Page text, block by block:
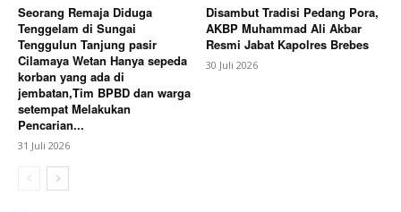
Seorang Remaja Diduga
Tenggelam di Sungai
Tenggulun Tanjung pasir
Cilamaya Wetan Hanya sepeda
korban yang ada di
jembatan,Tim BPBD dan warga
setempat Melakukan
Pencarian...
31 Juli 2026
Disambut Tradisi Pedang Pora,
AKBP Muhammad Ali Akbar
Resmi Jabat Kapolres Brebes
30 Juli 2026